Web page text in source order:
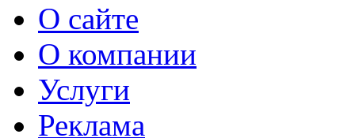
О сайте
О компании
Услуги
Реклама